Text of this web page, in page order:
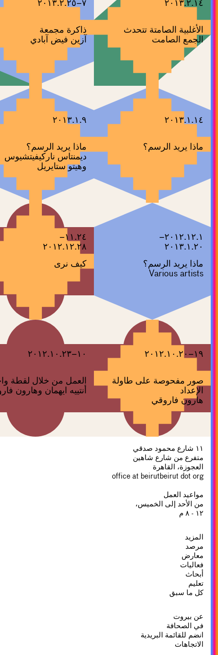
٢٠١٣.٢.١٤
الأغلبية الصامتة تتحدث
الجمع الصامت
٧–٢٠١٣.٢.٢٥
ذاكرة مجمعة
آزين فيض آبادي
٢٠١٣.١.١٤
ماذا يريد الرسم؟
٢٠١٣.١.٩
ماذا يريد الرسم؟
ديمنتاس ناركيفيتشيوس
وهيتو ستايريل
٢٠١٢.١٢.١–
٢٠١٣.١.٢٠
ماذا يريد الرسم؟
Various artists
١١.٢٤–
٢٠١٢.١٢.٢٨
كيف نرى
١٩–٢٠١٢.١٠.٢٠
صور مفحوصة على طاولة
الإعداد
هارون فاروقي
١٠–٢٠١٢.١٠.٢٣
العمل من خلال لقطة
أنتييه ايهمان وهارون
١١ شارع محمود صدقي
متفرع من شارع شاهين
العجوزة، القاهرة
office at beirutbeirut dot org
مواعيد العمل
من الأحد إلى الخميس،
١٢ - ٨ م
المزيد
مرصد
معارض
فعاليات
أبحاث
تعليم
كل ما سبق
عن بيروت
في الصحافة
انضم للقائمة البريدية
الاتجاهات